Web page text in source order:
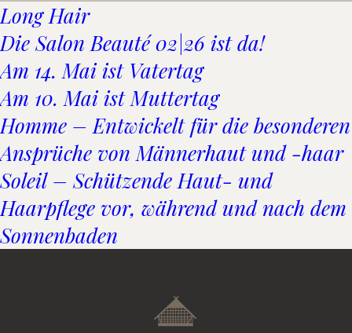
Long Hair
Die Salon Beauté 02|26 ist da!
Am 14. Mai ist Vatertag
Am 10. Mai ist Muttertag
Homme – Entwickelt für die besonderen
Ansprüche von Männerhaut und -haar
Soleil – Schützende Haut- und
Haarpflege vor, während und nach dem
Sonnenbaden